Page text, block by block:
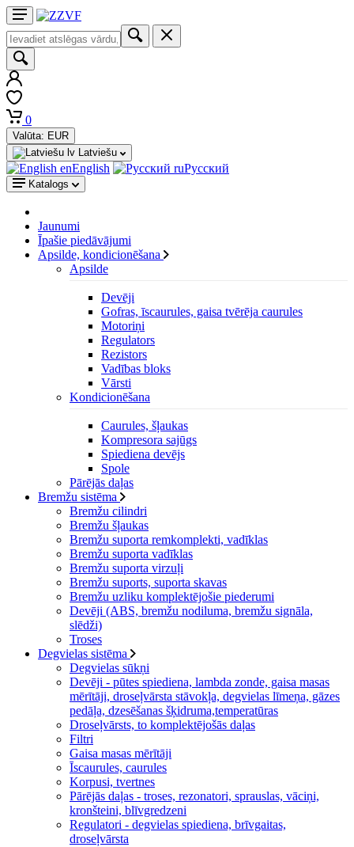
0
Valūta: EUR
Latviešu
English Русский
Katalogs
Jaunumi
Īpašie piedāvājumi
Apsilde, kondicionēšana
Apsilde
Devēji
Gofras, īscaurules, gaisa tvērēja caurules
Motoriņi
Regulators
Rezistors
Vadības bloks
Vārsti
Kondicionēšana
Caurules, šļaukas
Kompresora sajūgs
Spiediena devējs
Spole
Pārējās daļas
Bremžu sistēma
Bremžu cilindri
Bremžu šļaukas
Bremžu suporta remkomplekti, vadīklas
Bremžu suporta vadīklas
Bremžu suporta virzuļi
Bremžu suports, suporta skavas
Bremžu uzliku komplektējošie piederumi
Devēji (ABS, bremžu nodiluma, bremžu signāla,
slēdži)
Troses
Degvielas sistēma
Degvielas sūkņi
Devēji - pūtes spiediena, lambda zonde, gaisa masas
mērītāji, droseļvārsta stāvokļa, degvielas līmeņa, gāzes
pedāļa, dzesēšanas šķidruma,temperatūras
Droseļvārsts, to komplektējošās daļas
Filtri
Gaisa masas mērītāji
Īscaurules, caurules
Korpusi, tvertnes
Pārējās daļas - troses, rezonatori, sprauslas, vāciņi,
kronšteini, blīvgredzeni
Regulatori - degvielas spiediena, brīvgaitas,
droseļvārsta